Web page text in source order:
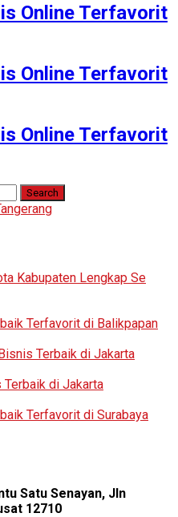
Online Terfavorit
Online Terfavorit
Online Terfavorit
Kabupaten Lengkap Se
Terfavorit di Balikpapan
Terbaik di Jakarta
di Jakarta
Terfavorit di Surabaya
Satu Senayan, Jln
12710